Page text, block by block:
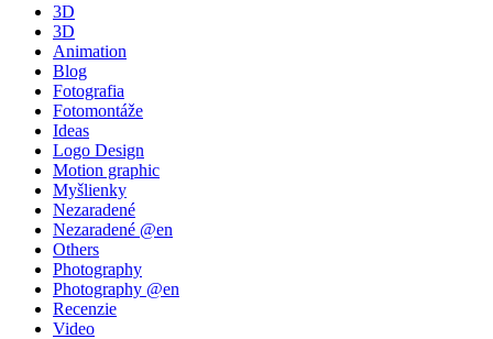
3D
3D
Animation
Blog
Fotografia
Fotomontáže
Ideas
Logo Design
Motion graphic
Myšlienky
Nezaradené
Nezaradené @en
Others
Photography
Photography @en
Recenzie
Video